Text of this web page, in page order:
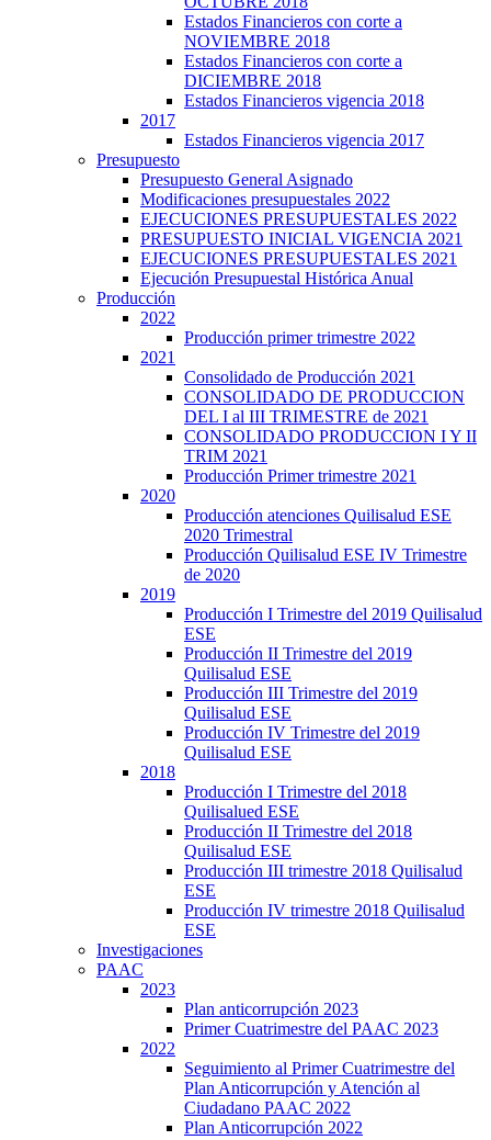
Estados Financieros con corte a
NOVIEMBRE 2018
Estados Financieros con corte a
DICIEMBRE 2018
Estados Financieros vigencia 2018
2017
Estados Financieros vigencia 2017
Presupuesto
Presupuesto General Asignado
Modificaciones presupuestales 2022
EJECUCIONES PRESUPUESTALES 2022
PRESUPUESTO INICIAL VIGENCIA 2021
EJECUCIONES PRESUPUESTALES 2021
Ejecución Presupuestal Histórica Anual
Producción
2022
Producción primer trimestre 2022
2021
Consolidado de Producción 2021
CONSOLIDADO DE PRODUCCION
DEL I al III TRIMESTRE de 2021
CONSOLIDADO PRODUCCION I Y II
TRIM 2021
Producción Primer trimestre 2021
2020
Producción atenciones Quilisalud ESE
2020 Trimestral
Producción Quilisalud ESE IV Trimestre
de 2020
2019
Producción I Trimestre del 2019 Quilisalud
ESE
Producción II Trimestre del 2019
Quilisalud ESE
Producción III Trimestre del 2019
Quilisalud ESE
Producción IV Trimestre del 2019
Quilisalud ESE
2018
Producción I Trimestre del 2018
Quilisalued ESE
Producción II Trimestre del 2018
Quilisalud ESE
Producción III trimestre 2018 Quilisalud
ESE
Producción IV trimestre 2018 Quilisalud
ESE
Investigaciones
PAAC
2023
Plan anticorrupción 2023
Primer Cuatrimestre del PAAC 2023
2022
Seguimiento al Primer Cuatrimestre del
Plan Anticorrupción y Atención al
Ciudadano PAAC 2022
Plan Anticorrupción 2022